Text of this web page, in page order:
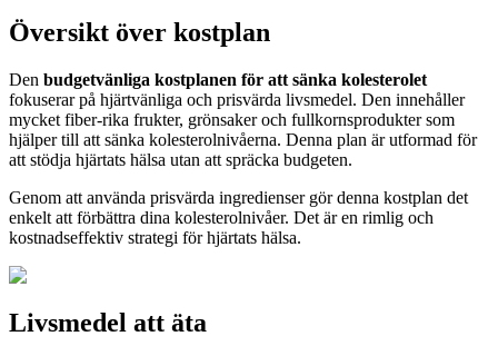
Översikt över kostplan
Den budgetvänliga kostplanen för att sänka kolesterolet
fokuserar på hjärtvänliga och prisvärda livsmedel. Den innehåller
mycket fiber-rika frukter, grönsaker och fullkornsprodukter som
hjälper till att sänka kolesterolnivåerna. Denna plan är utformad för
att stödja hjärtats hälsa utan att spräcka budgeten.
Genom att använda prisvärda ingredienser gör denna kostplan det
enkelt att förbättra dina kolesterolnivåer. Det är en rimlig och
kostnadseffektiv strategi för hjärtats hälsa.
Livsmedel att äta